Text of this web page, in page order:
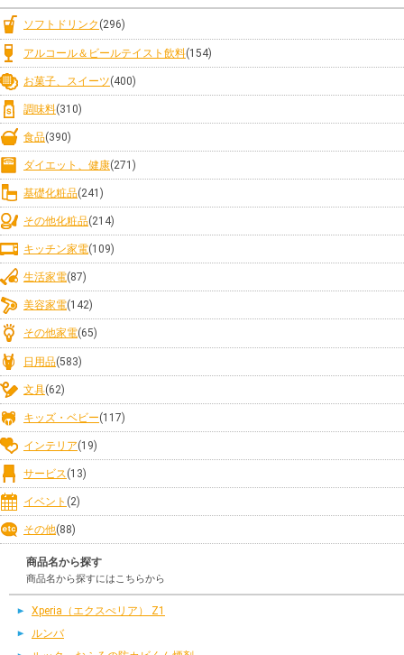
ソフトドリンク (296)
アルコール＆ビールテイスト飲料(154)
お菓子、スイーツ(400)
調味料(310)
食品(390)
ダイエット、健康(271)
基礎化粧品(241)
その他化粧品(214)
キッチン家電(109)
生活家電(87)
美容家電(142)
その他家電(65)
日用品(583)
文具(62)
キッズ・ベビー(117)
インテリア(19)
サービス(13)
イベント (2)
その他(88)
商品名から探す
商品名から探すにはこちらから
Xperia（エクスぺリア） Z1
ルンバ